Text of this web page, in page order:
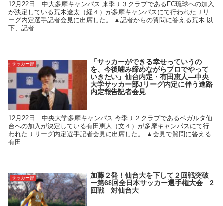
12月22日 中大多摩キャンパス 来季Ｊ３クラブであるFC琉球への加入
が決定している荒木遼太（経４）が多摩キャンパスにて行われたＪリ
ーグ内定選手記者会見に出席した。 ▲記者からの質問に答える荒木 以
下、記者...
サッカー部
「サッカーができる幸せっていうの
を、今後噛み締めながらプロでやって
いきたい」仙台内定・有田恵人―中央
大学サッカー部Jリーグ内定に伴う進路
内定報告記者会見
12月22日 中央大学多摩キャンパス 今季Ｊ２クラブであるベガルタ仙
台への加入が決定している有田恵人（文４）が多摩キャンパスにて行
われたＪリーグ内定選手記者会見に出席した。 ▲会見で質問に答える
有田 ...
サッカー部
加藤２発！仙台大を下して２回戦突破
ー第68回全日本サッカー選手権大会 2
回戦 対仙台大